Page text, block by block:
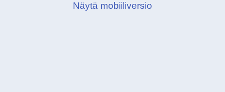
Näytä mobiiliversio